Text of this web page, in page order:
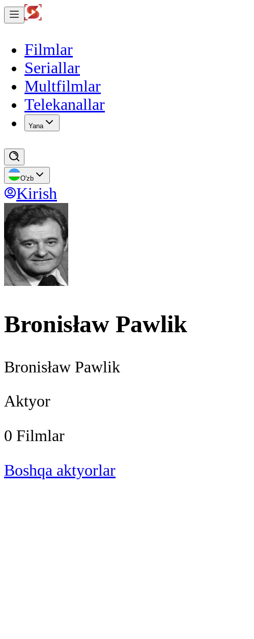
Filmlar
Seriallar
Multfilmlar
Telekanallar
Yana
O'zb
Kirish
Bronisław Pawlik
Bronisław Pawlik
Aktyor
0 Filmlar
Boshqa aktyorlar